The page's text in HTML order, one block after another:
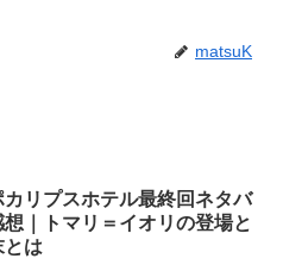
matsuK
カリプスホテル最終回ネタバ
想｜トマリ＝イオリの登場と
とは